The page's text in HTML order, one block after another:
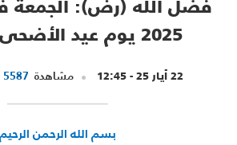
2025 يوم عيد الأضحى المبارك
22 أيار 25 - 12:45 مشاهدة 5587
بسم الله الرحمن الرحيم